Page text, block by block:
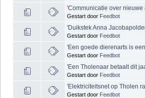
'Communicatie over
Gestart door Feedbot
'Duikstek Anna
Gestart door Feedbot
'Een goede dierenarts is
Gestart door Feedbot
'Een Tholenaar betaalt dit
Gestart door Feedbot
'Elektriciteitsnet op Tholen
Gestart door Feedbot